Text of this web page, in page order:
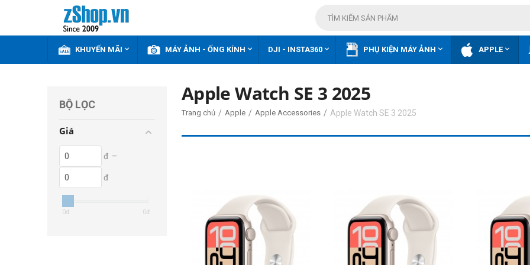
KHUYẾN MÃI  MÁY ẢNH - ỐNG KÍNH  DJI - INSTA360  PHỤ KIỆN MÁY ẢNH  APPLE
BỘ LỌC
Giá
đ –
đ
0đ 0đ
Apple Watch SE 3 2025
Trang chủ / Apple / Apple Accessories / Apple Watch SE 3 2025